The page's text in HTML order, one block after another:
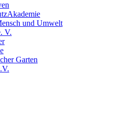
und Umwelt
V.
Garten